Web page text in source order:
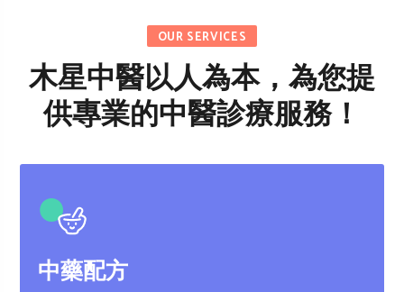
OUR SERVICES
木星中醫以人為本，為您提
供專業的中醫診療服務！
中藥配方
●